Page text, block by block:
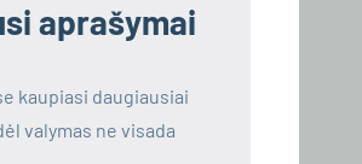
aprašymai
kaupiasi daugiausiai
valymas ne visada